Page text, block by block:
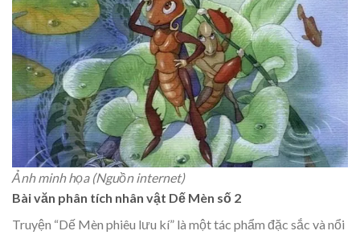
Ảnh minh họa (Nguồn internet)
Bài văn phân tích nhân vật Dế Mèn số 2
Truyện “Dế Mèn phiêu lưu kí” là một tác phẩm đặc sắc và nổi